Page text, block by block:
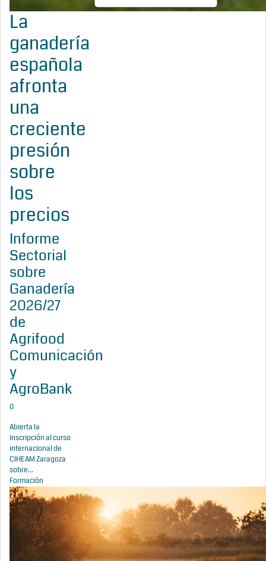
La
ganadería
española
afronta
una
creciente
presión
sobre
los
precios
Informe
Sectorial
sobre
Ganadería
2026/27
de
Agrifood
Comunicación
y
AgroBank
0
Abierta la
inscripción al curso
internacional de
CIHEAM Zaragoza
sobre...
Formación